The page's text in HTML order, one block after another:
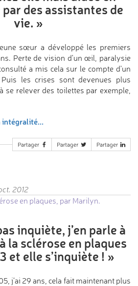
par des assistantes de
vie. »
sœur a développé les premiers
Perte de vision d'un œil, paralysie
a mis cela sur le compte d'un
Puis les crises sont devenues plus
se relever des toilettes par exemple,
intégralité...
Partager Partager Partager
2012
en plaques, par Marilyn.
inquiète, j’en parle à
la sclérose en plaques
et elle s’inquiète !»
j’ai 29 ans, cela fait maintenant plus